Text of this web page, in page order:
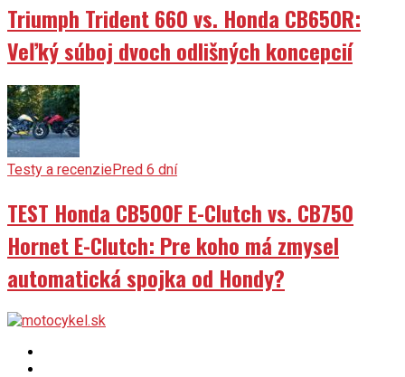
Triumph Trident 660 vs. Honda CB650R:
Veľký súboj dvoch odlišných koncepcií
Testy a recenziePred 6 dní
TEST Honda CB500F E-Clutch vs. CB750
Hornet E-Clutch: Pre koho má zmysel
automatická spojka od Hondy?